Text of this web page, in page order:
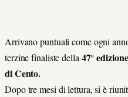
Arrivano puntuali come ogni
terzine finaliste della 47° edizione
di Cento.
Dopo tre mesi di lettura, si è